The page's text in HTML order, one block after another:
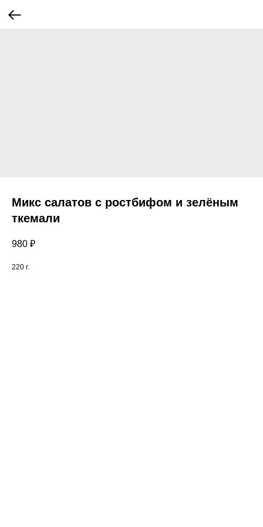
Микс салатов с ростбифом и зелёным
ткемали
980 ₽
220 г.